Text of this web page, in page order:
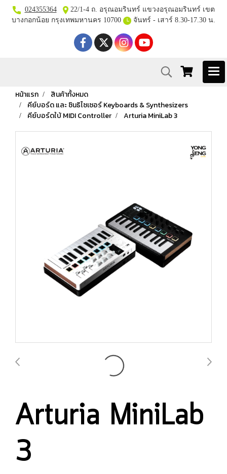
024355364
22/1-4 ถ. อรุณอมรินทร์ แขวงอรุณอมรินทร์ เขต
บางกอกน้อย กรุงเทพมหานคร 10700
จันทร์ - เสาร์ 8.30-17.30 น.
หน้าแรก
สินค้าทั้งหมด
คีย์บอร์ด และ ซินธิไซเซอร์ Keyboards & Synthesizers
คีย์บอร์ดใบ้ MIDI Controller
Arturia MiniLab 3
Arturia MiniLab
3